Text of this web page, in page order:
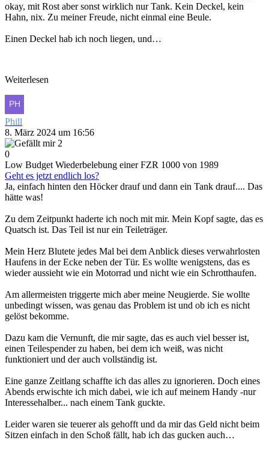
okay, mit Rost aber sonst wirklich nur Tank. Kein Deckel, kein
Hahn, nix. Zu meiner Freude, nicht einmal eine Beule.
Einen Deckel hab ich noch liegen, und…
Weiterlesen
Phill
8. März 2024 um 16:56
2
0
Low Budget Wiederbelebung einer FZR 1000 von 1989
Geht es jetzt endlich los?
Ja, einfach hinten den Höcker drauf und dann ein Tank drauf.... Das
hätte was!
Zu dem Zeitpunkt haderte ich noch mit mir. Mein Kopf sagte, das es
Quatsch ist. Das Teil ist nur ein Teileträger.
Mein Herz Blutete jedes Mal bei dem Anblick dieses verwahrlosten
Haufens in der Ecke neben der Tür. Es wollte wenigstens, das es
wieder aussieht wie ein Motorrad und nicht wie ein Schrotthaufen.
Am allermeisten triggerte mich aber meine Neugierde. Sie wollte
unbedingt wissen, was genau das Problem ist und ob ich es nicht
gelöst bekomme.
Dazu kam die Vernunft, die mir sagte, das es auch viel besser ist,
einen Teilespender zu haben, bei dem ich weiß, was nicht
funktioniert und der auch vollständig ist.
Eine ganze Zeitlang schaffte ich das alles zu ignorieren. Doch eines
Abends erwischte ich mich dabei, wie ich auf meinem Handy -nur
Interessehalber... nach einem Tank guckte.
Leider waren sie teuerer als gehofft und da mir das Geld nicht beim
Sitzen einfach in den Schoß fällt, hab ich das gucken auch…